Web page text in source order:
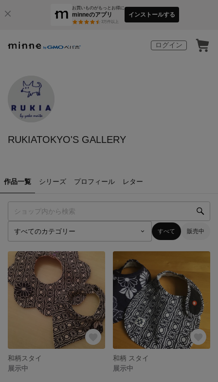
お買いものがもっとお得に
minneのアプリ
3万件以上
インストールする
ログイン
RUKIATOKYO'S GALLERY
作品一覧 シリーズ プロフィール レター
すべて 販売中
和柄スタイ
展示中
和柄 スタイ
展示中